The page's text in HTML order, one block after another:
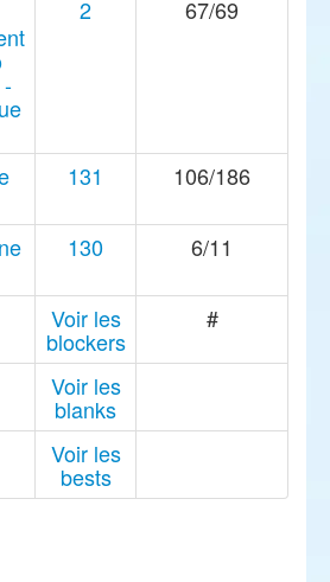
2 67/69
131 106/186
130 6/11
Voir les
blockers
#
Voir les
blanks
Voir les
bests